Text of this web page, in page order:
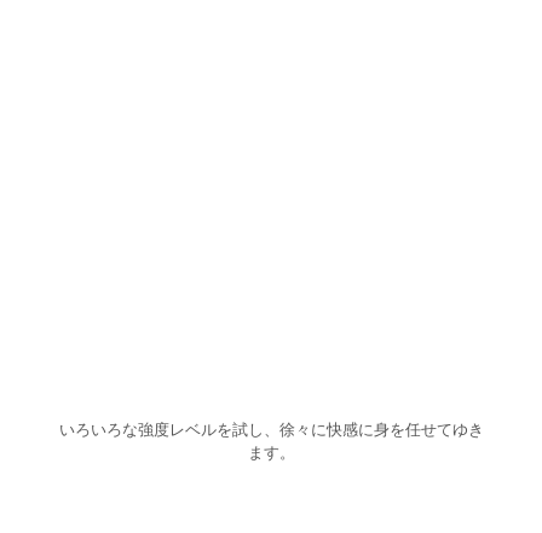
いろいろな強度レベルを試し、徐々に快感に身を任せてゆき
ます。